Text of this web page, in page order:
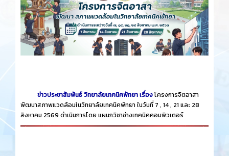
ข่าวประชาสัมพันธ์ วิทยาลัยเทคนิคพัทยา เรื่องโครงการจิตอาสา
พัฒนาสภาพแวดล้อมในวิทยาลัยเทคนิคพัทยา ในวันที่ 7 , 14 , 21 และ 28
สิงหาคม 2569 ดำเนินการโดย แผนกวิชาช่างเทคนิคคอมพิวเตอร์